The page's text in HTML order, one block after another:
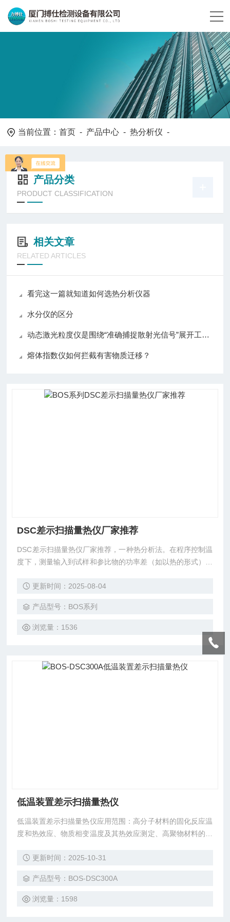
当前位置：首页 - 产品中心 -热分析仪 -
产品分类
PRODUCT CLASSIFICATION
相关文章
RELATED ARTICLES
看完这一篇就知道如何选热分析仪器
水分仪的区分
动态激光粒度仪是围绕“准确捕捉散射光信号”展开工作的
熔体指数仪如何拦截有害物质迁移？
DSC差示扫描量热仪厂家推荐
DSC差示扫描量热仪厂家推荐，一种热分析法。在程序控制温
度下，测量输入到试样和参比物的功率差（如以热的形式）与
样品吸热或放热的速率，即热流率dH/dt（单位毫焦/秒）为纵
学参数，例如比热容、反应热、转变热、相图、反应
更新时间：2025-08-04
产品型号：BOS系列
浏览量：1536
低温装置差示扫描量热仪
低温装置差示扫描量热仪应用范围：高分子材料的固化反应温
度和热效应、物质相变温度及其热效应测定、高聚物材料的结
度。 更新时间：2025-10-31
产品型号：BOS-DSC300A
浏览量：1598